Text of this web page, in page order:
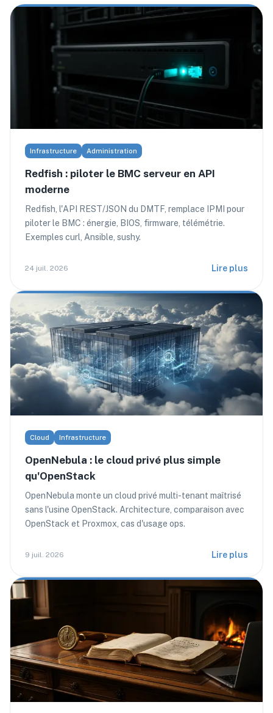
Infrastructure Administration
Redfish : piloter le BMC serveur en API
moderne
Redfish, l'API REST/JSON du DMTF, remplace IPMI pour
piloter le BMC : énergie, BIOS, firmware, télémétrie.
Exemples curl, Ansible, sushy.
24 juil. 2026 Lire plus
Cloud Infrastructure
OpenNebula : le cloud privé plus simple
qu'OpenStack
OpenNebula monte un cloud privé multi-tenant maîtrisé
sans l'usine OpenStack. Architecture, comparaison avec
OpenStack et Proxmox, cas d'usage ops.
9 juil. 2026 Lire plus